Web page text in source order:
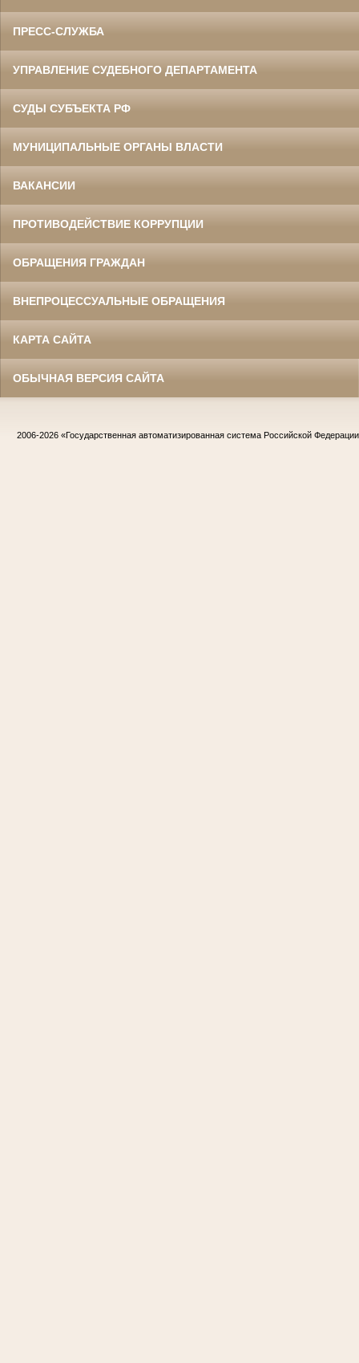
ПРЕСС-СЛУЖБА
УПРАВЛЕНИЕ СУДЕБНОГО ДЕПАРТАМЕНТА
СУДЫ СУБЪЕКТА РФ
МУНИЦИПАЛЬНЫЕ ОРГАНЫ ВЛАСТИ
ВАКАНСИИ
ПРОТИВОДЕЙСТВИЕ КОРРУПЦИИ
ОБРАЩЕНИЯ ГРАЖДАН
ВНЕПРОЦЕССУАЛЬНЫЕ ОБРАЩЕНИЯ
КАРТА САЙТА
ОБЫЧНАЯ ВЕРСИЯ САЙТА
2006-2026 «Государственная автоматизированная система Российской